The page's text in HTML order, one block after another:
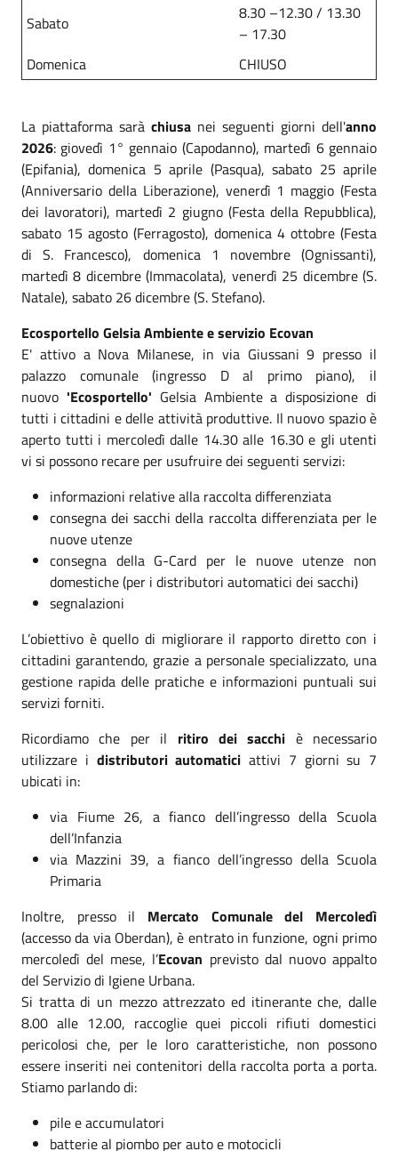
Sabato
8.30 –12.30 / 13.30
– 17.30
Domenica
CHIUSO
La piattaforma sarà chiusa nei seguenti giorni dell'anno
2026: giovedì 1° gennaio (Capodanno), martedì 6 gennaio
(Epifania), domenica 5 aprile (Pasqua), sabato 25 aprile
(Anniversario della Liberazione), venerdì 1 maggio (Festa
dei lavoratori), martedì 2 giugno (Festa della Repubblica),
sabato 15 agosto (Ferragosto), domenica 4 ottobre (Festa
di S. Francesco), domenica 1 novembre (Ognissanti),
martedì 8 dicembre (Immacolata), venerdì 25 dicembre (S.
Natale), sabato 26 dicembre (S. Stefano).
Ecosportello Gelsia Ambiente e servizio Ecovan
E' attivo a Nova Milanese, in via Giussani 9 presso il
palazzo comunale (ingresso D al primo piano), il
nuovo 'Ecosportello' Gelsia Ambiente a disposizione di
tutti i cittadini e delle attività produttive. Il nuovo spazio è
aperto tutti i mercoledì dalle 14.30 alle 16.30 e gli utenti
vi si possono recare per usufruire dei seguenti servizi:
informazioni relative alla raccolta differenziata
consegna dei sacchi della raccolta differenziata per le
nuove utenze
consegna della G-Card per le nuove utenze non
domestiche (per i distributori automatici dei sacchi)
segnalazioni
L’obiettivo è quello di migliorare il rapporto diretto con i
cittadini garantendo, grazie a personale specializzato, una
gestione rapida delle pratiche e informazioni puntuali sui
servizi forniti.
Ricordiamo che per il ritiro dei sacchi è necessario
utilizzare i distributori automatici attivi 7 giorni su 7
ubicati in:
via Fiume 26, a fianco dell’ingresso della Scuola
dell’Infanzia
via Mazzini 39, a fianco dell’ingresso della Scuola
Primaria
Inoltre, presso il Mercato Comunale del Mercoledì
(accesso da via Oberdan), è entrato in funzione, ogni primo
mercoledì del mese, l’Ecovan previsto dal nuovo appalto
del Servizio di Igiene Urbana.
Si tratta di un mezzo attrezzato ed itinerante che, dalle
8.00 alle 12.00, raccoglie quei piccoli rifiuti domestici
pericolosi che, per le loro caratteristiche, non possono
essere inseriti nei contenitori della raccolta porta a porta.
Stiamo parlando di:
pile e accumulatori
batterie al piombo per auto e motocicli